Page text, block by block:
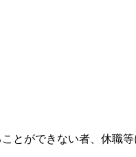
とができない者、休職